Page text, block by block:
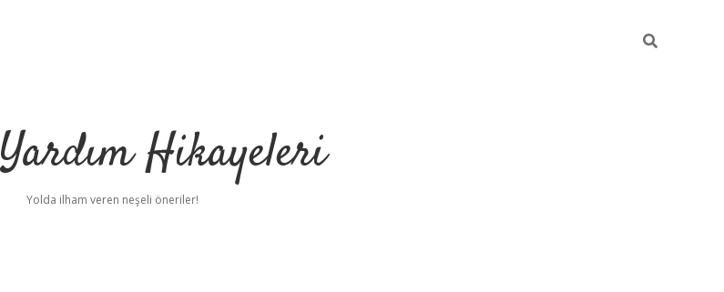
Hikayeleri
Yolda ilham veren neşeli öneriler!